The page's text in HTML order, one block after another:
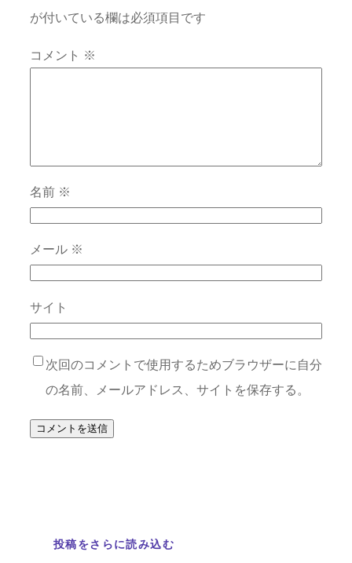
が付いている欄は必須項目です
コメント ※
名前 ※
メール ※
サイト
次回のコメントで使用するためブラウザーに自分
の名前、メールアドレス、サイトを保存する。
投稿をさらに読み込む